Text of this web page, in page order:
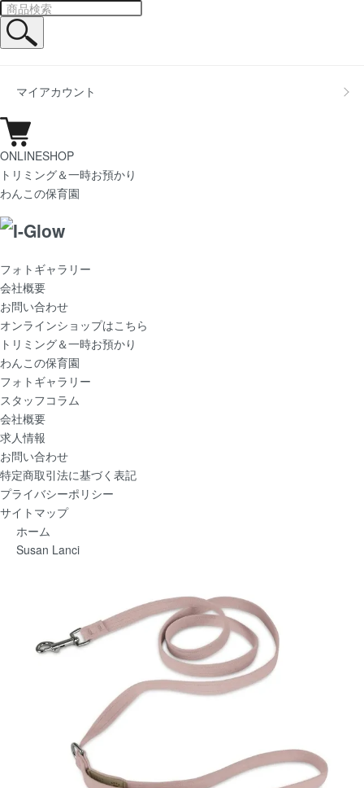
マイアカウント
ONLINESHOP
トリミング＆一時お預かり
わんこの保育園
フォトギャラリー
会社概要
お問い合わせ
オンラインショップはこちら
トリミング＆一時お預かり
わんこの保育園
フォトギャラリー
スタッフコラム
会社概要
求人情報
お問い合わせ
特定商取引法に基づく表記
プライバシーポリシー
サイトマップ
ホーム
Susan Lanci